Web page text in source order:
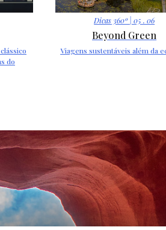
do
Dicas 360º | 05 . 06
Beyond Green
Viagens sustentáveis além da